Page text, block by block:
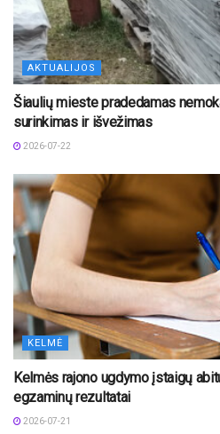
AKTUALIJOS
Šiaulių mieste pradedamas
surinkimas ir išvežimas
2026-07-22
KELMĖ
Kelmės rajono ugdymo įstaigų
egzaminų rezultatai
2026-07-21